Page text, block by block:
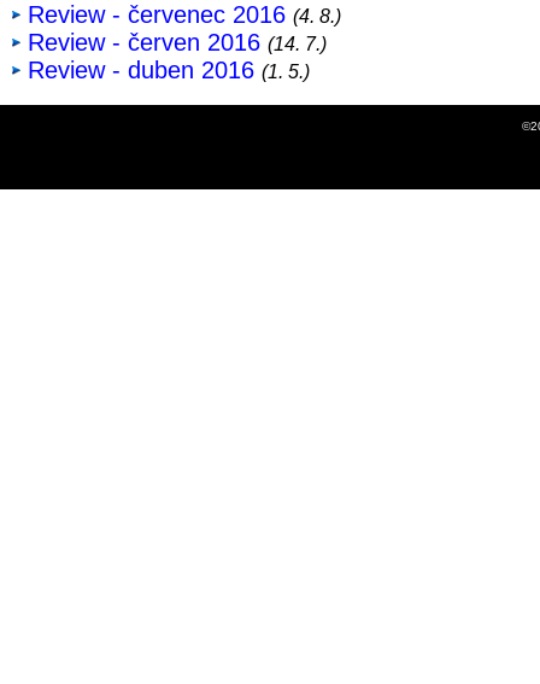
Review - červenec 2016 (4. 8.)
Review - červen 2016 (14. 7.)
Review - duben 2016 (1. 5.)